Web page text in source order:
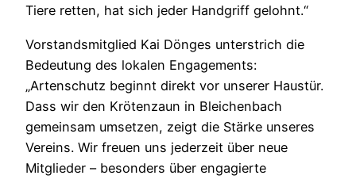
Tiere retten, hat sich jeder Handgriff gelohnt.“
Vorstandsmitglied Kai Dönges unterstrich die
Bedeutung des lokalen Engagements:
„Artenschutz beginnt direkt vor unserer Haustür.
Dass wir den Krötenzaun in Bleichenbach
gemeinsam umsetzen, zeigt die Stärke unseres
Vereins. Wir freuen uns jederzeit über neue
Mitglieder – besonders über engagierte